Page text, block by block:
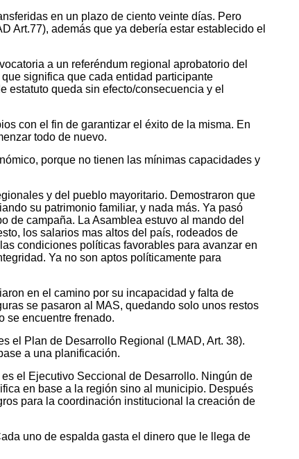
en un plazo de ciento veinte días. Pero
Art.77), además que ya debería estar establecido el
a un referéndum regional aprobatorio del
significa que cada entidad participante
estatuto queda sin efecto/consecuencia y el
con el fin de garantizar el éxito de la misma. En
todo de nuevo.
porque no tienen las mínimas capacidades y
y del pueblo mayoritario. Demostraron que
su patrimonio familiar, y nada más. Ya pasó
de campaña. La Asamblea estuvo al mando del
los salarios mas altos del país, rodeados de
condiciones políticas favorables para avanzar en
Ya no son aptos políticamente para
en el camino por su incapacidad y falta de
se pasaron al MAS, quedando solo unos restos
se encuentre frenado.
el Plan de Desarrollo Regional (LMAD, Art. 38).
a una planificación.
el Ejecutivo Seccional de Desarrollo. Ningún de
en base a la región sino al municipio. Después
para la coordinación institucional la creación de
uno de espalda gasta el dinero que le llega de